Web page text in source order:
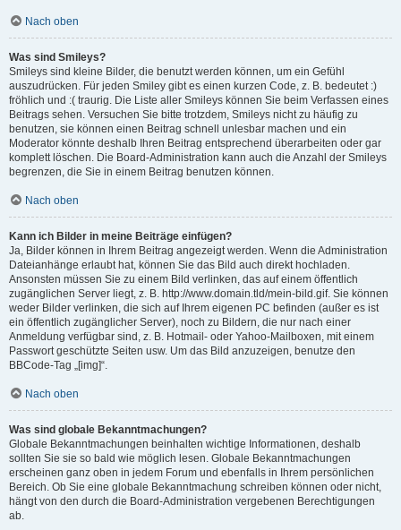
Nach oben
Was sind Smileys?
Smileys sind kleine Bilder, die benutzt werden können, um ein Gefühl
auszudrücken. Für jeden Smiley gibt es einen kurzen Code, z. B. bedeutet :)
fröhlich und :( traurig. Die Liste aller Smileys können Sie beim Verfassen eines
Beitrags sehen. Versuchen Sie bitte trotzdem, Smileys nicht zu häufig zu
benutzen, sie können einen Beitrag schnell unlesbar machen und ein
Moderator könnte deshalb Ihren Beitrag entsprechend überarbeiten oder gar
komplett löschen. Die Board-Administration kann auch die Anzahl der Smileys
begrenzen, die Sie in einem Beitrag benutzen können.
Nach oben
Kann ich Bilder in meine Beiträge einfügen?
Ja, Bilder können in Ihrem Beitrag angezeigt werden. Wenn die Administration
Dateianhänge erlaubt hat, können Sie das Bild auch direkt hochladen.
Ansonsten müssen Sie zu einem Bild verlinken, das auf einem öffentlich
zugänglichen Server liegt, z. B. http://www.domain.tld/mein-bild.gif. Sie können
weder Bilder verlinken, die sich auf Ihrem eigenen PC befinden (außer es ist
ein öffentlich zugänglicher Server), noch zu Bildern, die nur nach einer
Anmeldung verfügbar sind, z. B. Hotmail- oder Yahoo-Mailboxen, mit einem
Passwort geschützte Seiten usw. Um das Bild anzuzeigen, benutze den
BBCode-Tag „[img]“.
Nach oben
Was sind globale Bekanntmachungen?
Globale Bekanntmachungen beinhalten wichtige Informationen, deshalb
sollten Sie sie so bald wie möglich lesen. Globale Bekanntmachungen
erscheinen ganz oben in jedem Forum und ebenfalls in Ihrem persönlichen
Bereich. Ob Sie eine globale Bekanntmachung schreiben können oder nicht,
hängt von den durch die Board-Administration vergebenen Berechtigungen
ab.